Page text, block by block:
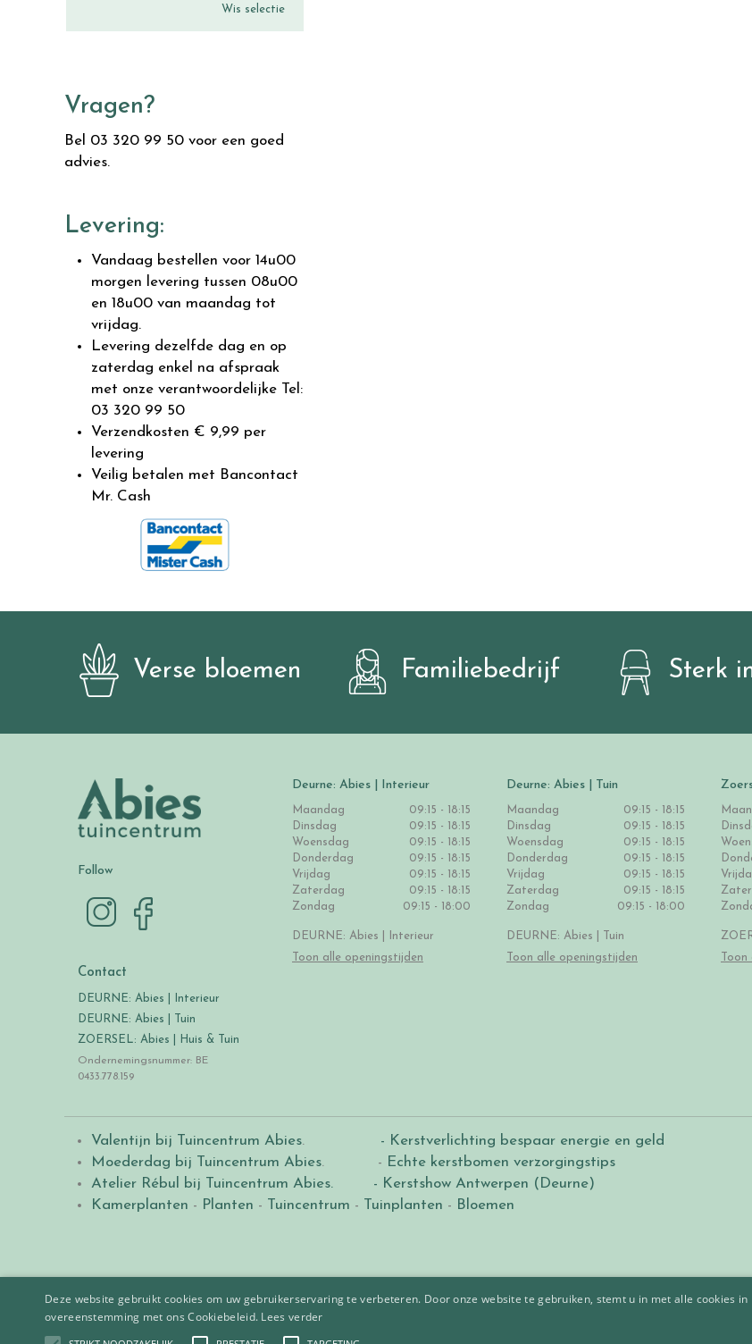
Wis selectie
Vragen?
Bel 03 320 99 50 voor een goed
advies.
Levering:
Vandaag bestellen voor 14u00
morgen levering tussen 08u00
en 18u00 van maandag tot
vrijdag.
Levering dezelfde dag en op
zaterdag enkel na afspraak
met onze verantwoordelijke Tel:
03 320 99 50
Verzendkosten € 9,99 per
levering
Veilig betalen met Bancontact
Mr. Cash
Verse bloemen Familiebedrijf Sterk
Follow
Contact
DEURNE: Abies | Interieur
DEURNE: Abies | Tuin
ZOERSEL: Abies | Huis & Tuin
Ondernemingsnummer: BE
0433.778.159
Deurne: Abies | Interieur
Maandag
09:15 - 18:15
Dinsdag
09:15 - 18:15
Woensdag
09:15 - 18:15
Donderdag
09:15 - 18:15
Vrijdag
09:15 - 18:15
Zaterdag
09:15 - 18:15
Zondag
09:15 - 18:00
DEURNE: Abies | Interieur
Toon alle openingstijden
Deurne: Abies | Tuin
Maandag
09:15 - 18:15
Dinsdag
09:15 - 18:15
Woensdag
09:15 - 18:15
Donderdag
09:15 - 18:15
Vrijdag
09:15 - 18:15
Zaterdag
09:15 - 18:15
Zondag
09:15 - 18:00
DEURNE: Abies | Tuin
Toon alle openingstijden
Valentijn bij Tuincentrum Abies.
- Kerstverlichting bespaar energie en geld
Moederdag bij Tuincentrum Abies. - Echte kerstbomen verzorgingstips
Atelier Rébul bij Tuincentrum Abies.
- Kerstshow Antwerpen (Deurne)
Kamerplanten - Planten - Tuincentrum - Tuinplanten - Bloemen
Deze website gebruikt cookies om uw gebruikerservaring te verbeteren. Door onze website te gebruiken, stemt u in met alle cookies in
overeenstemming met ons Cookiebeleid. Lees verder